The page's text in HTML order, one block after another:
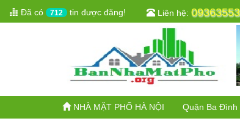
Đã có 712 tin được đăng! Liên hệ:
NHÀ MẶT PHỐ HÀ NỘI Quận Ba Đình